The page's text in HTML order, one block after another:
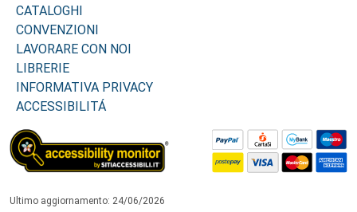
CATALOGHI
CONVENZIONI
LAVORARE CON NOI
LIBRERIE
INFORMATIVA PRIVACY
ACCESSIBILITÁ
Ultimo aggiornamento: 24/06/2026